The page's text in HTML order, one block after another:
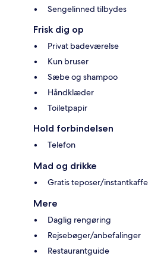
Sengelinned tilbydes
Frisk dig op
Privat badeværelse
Kun bruser
Sæbe og shampoo
Håndklæder
Toiletpapir
Hold forbindelsen
Telefon
Mad og drikke
Gratis teposer/instantkaffe
Mere
Daglig rengøring
Rejsebøger/anbefalinger
Restaurantguide